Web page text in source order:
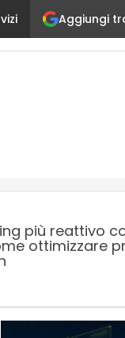
Aggiungi
cos’è e
più reattivo
ottimizzare